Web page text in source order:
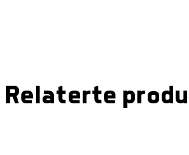
Relaterte